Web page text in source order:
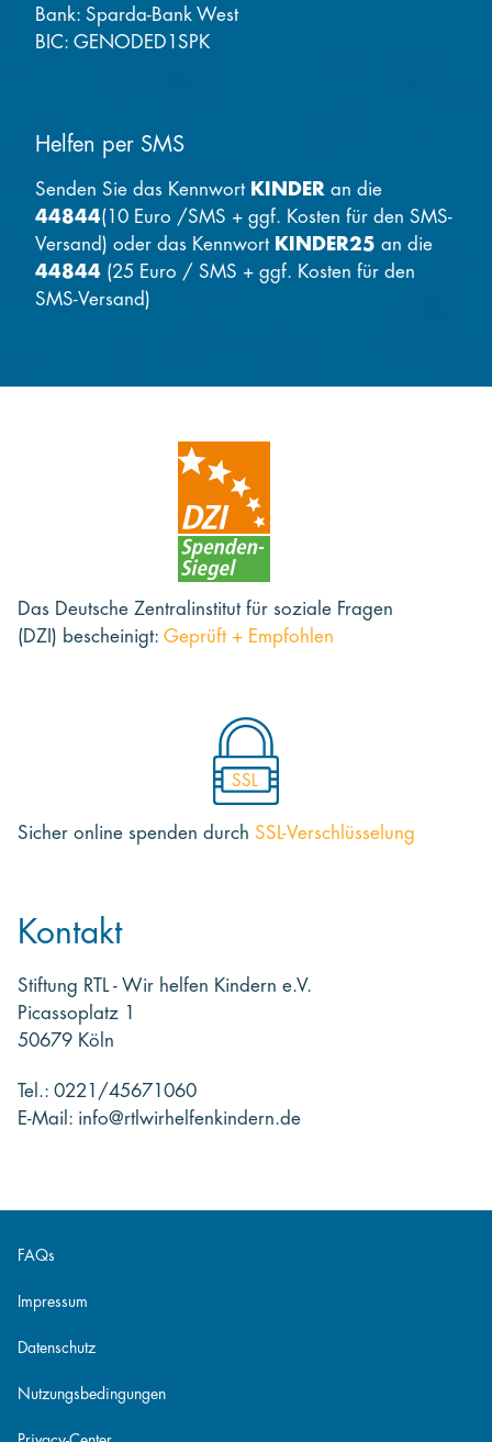
Bank: Sparda-Bank West
BIC: GENODED1SPK
Helfen per SMS
Senden Sie das Kennwort KINDER an die
44844(10 Euro /SMS + ggf. Kosten für den SMS-
Versand) oder das Kennwort KINDER25 an die
44844 (25 Euro / SMS + ggf. Kosten für den
SMS-Versand)
Das Deutsche Zentralinstitut für soziale Fragen
(DZI) bescheinigt: Geprüft + Empfohlen
SSL
Sicher online spenden durch SSL-Verschlüsselung
Kontakt
Stiftung RTL - Wir helfen Kindern e.V.
Picassoplatz 1
50679 Köln
Tel.: 0221/45671060
E-Mail: info@rtlwirhelfenkindern.de
FAQs
Impressum
Datenschutz
Nutzungsbedingungen